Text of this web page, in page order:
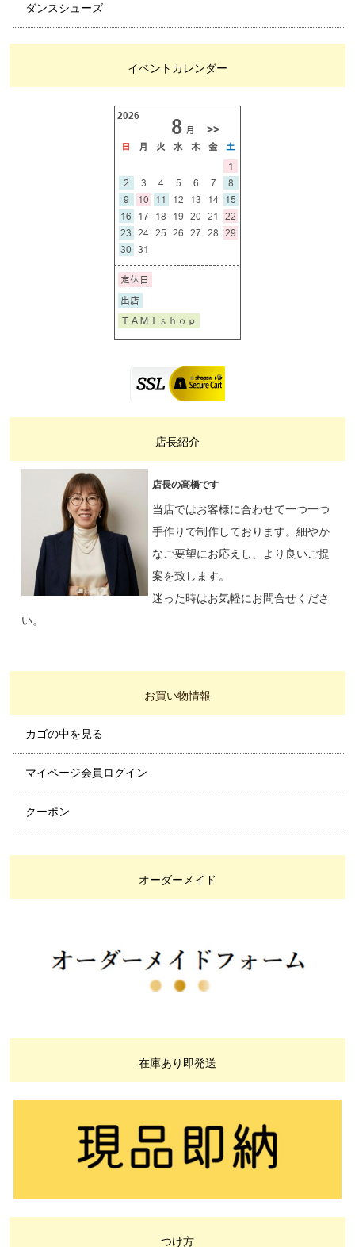
ダンスシューズ
イベントカレンダー
店長紹介
店長の高橋です
当店ではお客様に合わせて一つ一つ
手作りで制作しております。細やか
なご要望にお応えし、より良いご提
案を致します。
迷った時はお気軽にお問合せくださ
い。
お買い物情報
カゴの中を見る
マイページ会員ログイン
クーポン
オーダーメイド
在庫あり即発送
つけ方